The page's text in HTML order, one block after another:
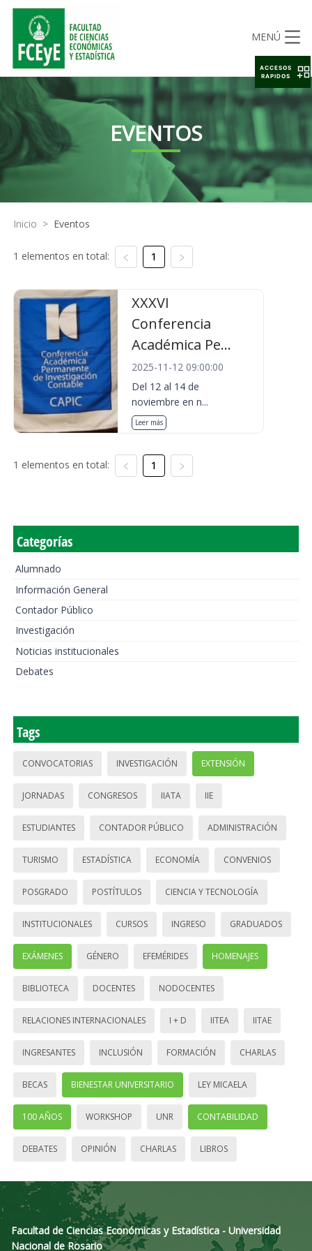
MENÚ
EVENTOS
Inicio > Eventos
1 elementos en total: 1
XXXVI
Conferencia
Académica Pe...
2025-11-12 09:00:00
Del 12 al 14 de
noviembre en n...
Leer más
1 elementos en total: 1
Categorías
Alumnado
Información General
Contador Público
Investigación
Noticias institucionales
Debates
Tags
CONVOCATORIAS INVESTIGACIÓN EXTENSIÓN
JORNADAS CONGRESOS IIATA IIE
ESTUDIANTES CONTADOR PÚBLICO ADMINISTRACIÓN
TURISMO ESTADÍSTICA ECONOMÍA CONVENIOS
POSGRADO POSTÍTULOS CIENCIA Y TECNOLOGÍA
INSTITUCIONALES CURSOS INGRESO GRADUADOS
EXÁMENES GÉNERO EFEMÉRIDES HOMENAJES
BIBLIOTECA DOCENTES NODOCENTES
RELACIONES INTERNACIONALES I + D IITEA IITAE
INGRESANTES INCLUSIÓN FORMACIÓN CHARLAS
BECAS BIENESTAR UNIVERSITARIO LEY MICAELA
100 AÑOS WORKSHOP UNR CONTABILIDAD
DEBATES OPINIÓN CHARLAS LIBROS
Facultad de Ciencias Económicas y Estadística - Universidad
Nacional de Rosario
ACCESOS
RAPIDOS